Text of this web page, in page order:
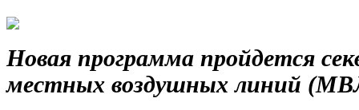
Новая программа пройдется
местных воздушных линий